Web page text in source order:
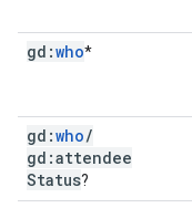
gd:who*
gd:who/
gd:attendee
Status?